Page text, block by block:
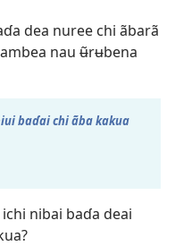
dea nuree chi ãbarã
nau ʉ̃rʉbena
baɗai chi ãba kakua
nibai baɗa deai